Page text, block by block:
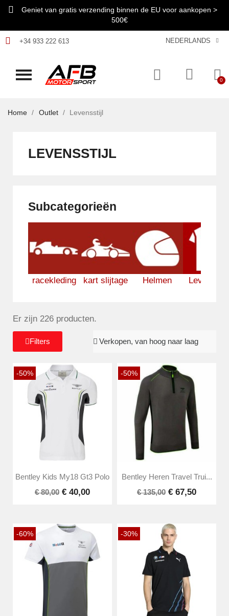
Geniet van gratis verzending binnen de EU voor aankopen >
500€
+34 933 222 613 NEDERLANDS
Home Outlet Levensstijl
LEVENSSTIJL
Subcategorieën
racekleding kart slijtage Helmen Levensstijl
Er zijn 226 producten.
Filters
-50%
Bentley Kids My18 Gt3 Polo
€ 80,00 € 40,00
-50%
Bentley Heren Travel Trui...
€ 135,00 € 67,50
-60% -30%